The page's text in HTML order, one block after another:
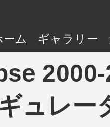
ーム ギャラリー
ュレー